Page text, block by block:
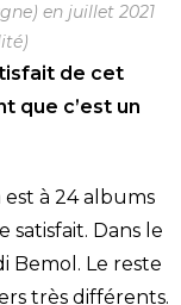
en juillet 2021
de cet
que c’est un
à 24 albums
satisfait. Dans le
Bemol. Le reste
très différents.